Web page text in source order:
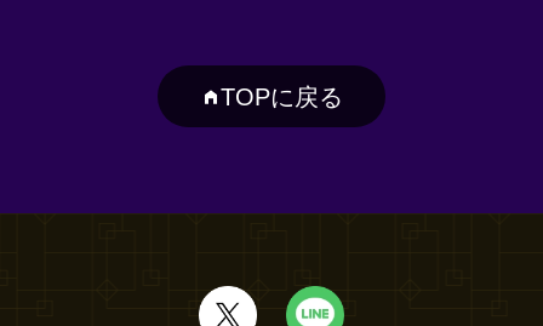
TOPに戻る